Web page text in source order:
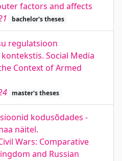
factors and affects
bachelor's theses
regulatsioon
Social Media
Context of Armed
master's theses
kodusõdades -
näitel.
Wars: Comparative
and Russian